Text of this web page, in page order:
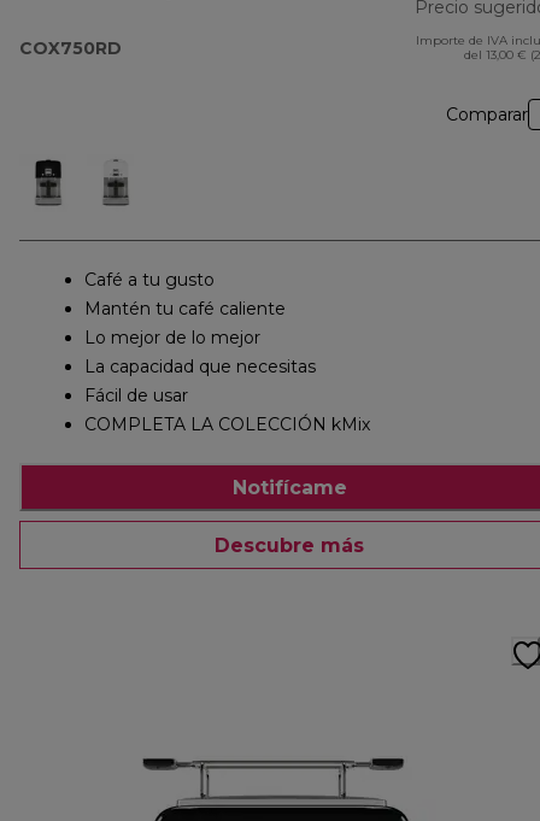
COX750RD
Precio
Importe de IVA
del 13,00 €
Comparar
Café a tu gusto
Mantén tu café caliente
Lo mejor de lo mejor
La capacidad que necesitas
Fácil de usar
COMPLETA LA COLECCIÓN kMix
Notifícame
Descubre más